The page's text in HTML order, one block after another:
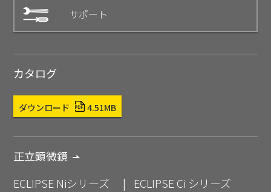
サポート
カタログ
ダウンロード 4.51MB
正立顕微鏡
ECLIPSE Niシリーズ
ECLIPSE Ci シリーズ